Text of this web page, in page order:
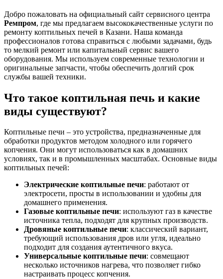
Добро пожаловать на официальный сайт сервисного центра
Ремпром, где мы предлагаем высококачественные услуги по
ремонту коптильных печей в Казани. Наша команда
профессионалов готова справиться с любыми задачами, будь
то мелкий ремонт или капитальный сервис вашего
оборудования. Мы используем современные технологии и
оригинальные запчасти, чтобы обеспечить долгий срок
службы вашей техники.
Что такое коптильная печь и какие
виды существуют?
Коптильные печи – это устройства, предназначенные для
обработки продуктов методом холодного или горячего
копчения. Они могут использоваться как в домашних
условиях, так и в промышленных масштабах. Основные виды
коптильных печей:
Электрические коптильные печи: работают от
электросети, просты в использовании и удобны для
домашнего применения.
Газовые коптильные печи: используют газ в качестве
источника тепла, подходят для крупных производств.
Дровяные коптильные печи: классический вариант,
требующий использования дров или угля, идеально
подходит для создания аутентичного вкуса.
Универсальные коптильные печи: совмещают
несколько источников нагрева, что позволяет гибко
настраивать процесс копчения.